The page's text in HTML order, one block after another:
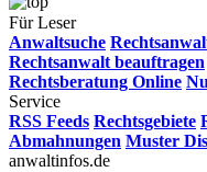
Für Leser
Anwaltsuche
Rechtsanwalt beauftragen
Rechtsberatung Online
Service
RSS Feeds Rechtsgebiete
Abmahnungen Muster
anwaltinfos.de